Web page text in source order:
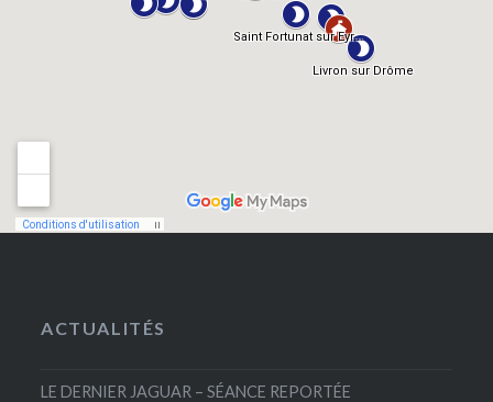
ACTUALITÉS
LE DERNIER JAGUAR – SÉANCE REPORTÉE